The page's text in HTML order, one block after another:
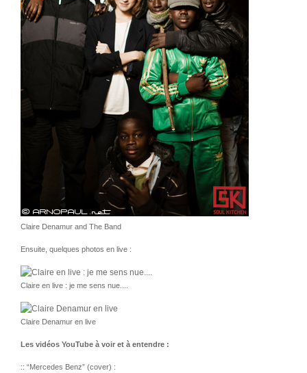
Claire Denamur and The Band
Ensuite, quelques photos en live :
Claire en live : je me sens nue....
Claire Denamur en live
Les vidéos YouTube à voir et à entendre :
:: “Mercedes Benz” (cover) :